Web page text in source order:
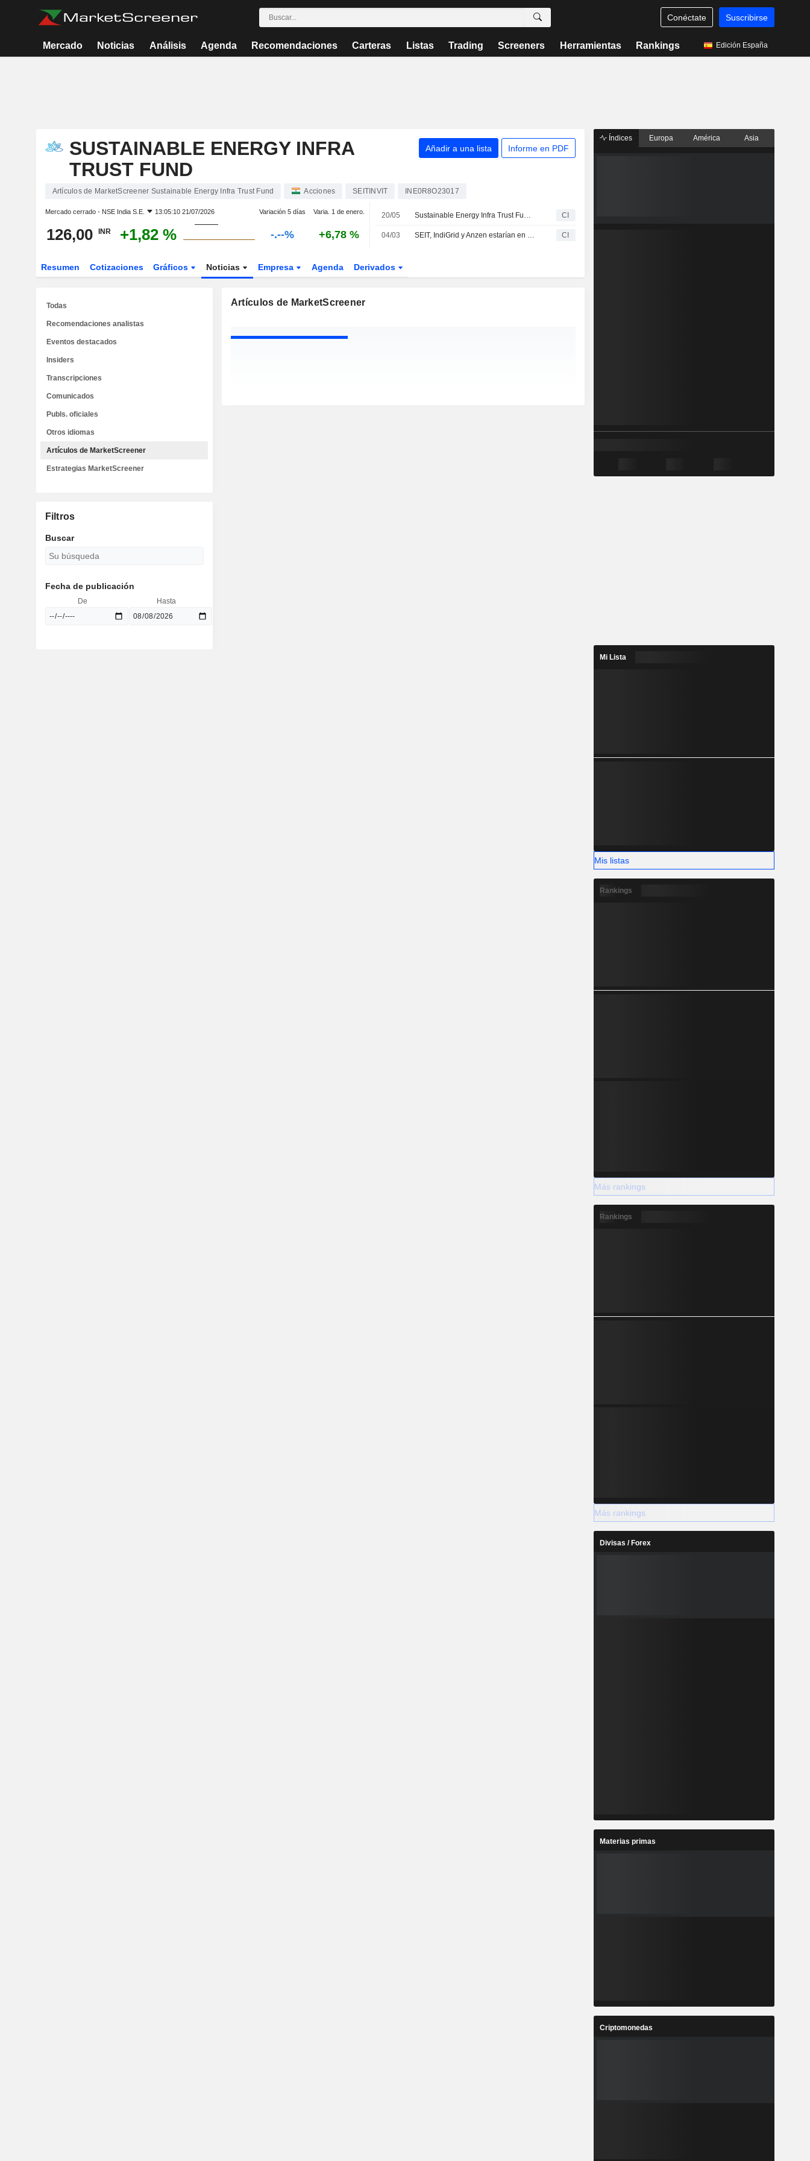
Conéctate Suscribirse
Mercado Noticias Análisis Agenda Recomendaciones Carteras Listas Trading Screeners Herramientas Rankings Edición España
SUSTAINABLE ENERGY INFRA
TRUST FUND
Añadir a una lista Informe en PDF
Artículos de MarketScreener Sustainable Energy Infra Trust Fund Acciones SEITINVIT INE0R8O23017
Mercado cerrado - NSE India S.E. 13:05:10 21/07/2026 Variación 5 días Varia. 1 de enero.
126,00 INR +1,82 % -.--% +6,78 %
20/05 Sustainable Energy Infra Trust Fund anuncia la distribución correspondiente al trimestre finalizado el 31 de marzo de 2026 CI
04/03 SEIT, IndiGrid y Anzen estarían en negociaciones para adquirir la filial de energías renovables de Actis CI
Resumen Cotizaciones Gráficos Noticias Empresa Agenda Derivados
Artículos de MarketScreener
Todas
Recomendaciones analistas
Eventos destacados
Insiders
Transcripciones
Comunicados
Publs. oficiales
Otros idiomas
Artículos de MarketScreener
Estrategias MarketScreener
Filtros
Buscar
Fecha de publicación
De Hasta
Índices Europa América Asia
Mi Lista
Mis listas
Rankings
Más rankings
Rankings
Más rankings
Divisas / Forex
Materias primas
Criptomonedas